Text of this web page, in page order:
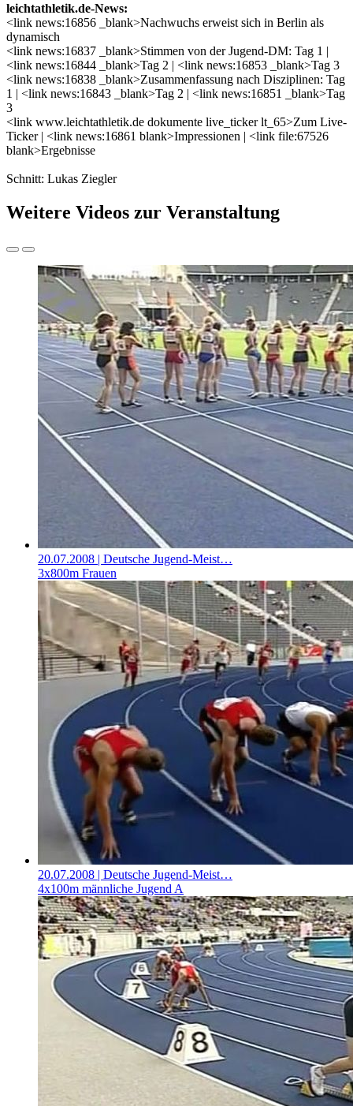
leichtathletik.de-News:
<link news:16856 _blank>Nachwuchs erweist sich in Berlin als
dynamisch
<link news:16837 _blank>Stimmen von der Jugend-DM: Tag 1 |
<link news:16844 _blank>Tag 2 | <link news:16853 _blank>Tag 3
<link news:16838 _blank>Zusammenfassung nach Disziplinen: Tag
1 | <link news:16843 _blank>Tag 2 | <link news:16851 _blank>Tag
3
<link www.leichtathletik.de dokumente live_ticker lt_65>Zum Live-
Ticker | <link news:16861 blank>Impressionen | <link file:67526
blank>Ergebnisse
Schnitt: Lukas Ziegler
Weitere Videos zur Veranstaltung
20.07.2008 | Deutsche Jugend-Meist…
3x800m Frauen
20.07.2008 | Deutsche Jugend-Meist…
4x100m männliche Jugend A